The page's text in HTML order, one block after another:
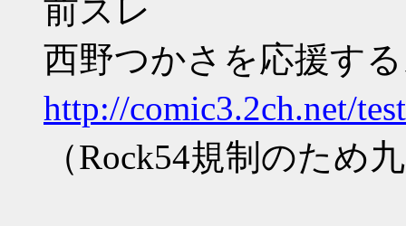
前スレ
西野つかさを応援す
http://comic3.2ch.net/
（Rock54規制のた